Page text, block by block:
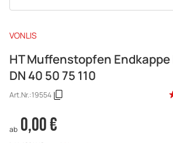
VONLIS
HT Muffenstopfen
DN 40 50 75 110
Art.Nr.:19554
ab 0,00 €